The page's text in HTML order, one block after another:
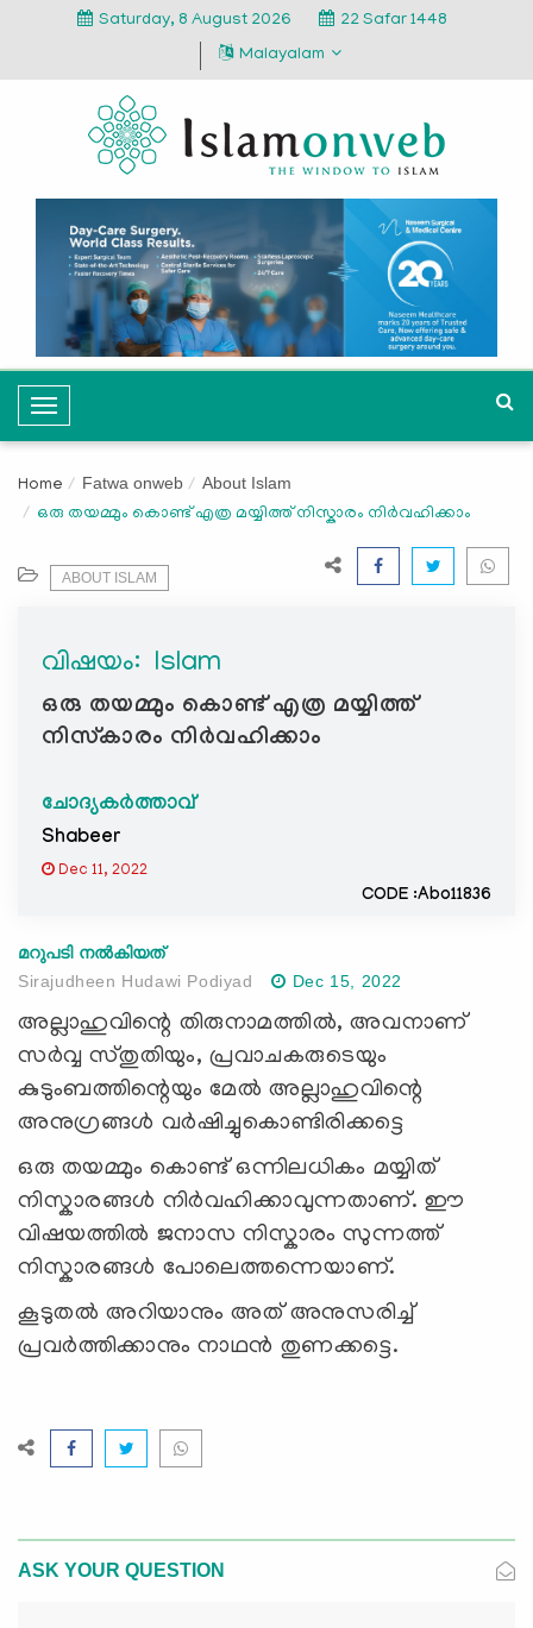
Saturday, 8 August 2026
22 Safar 1448
Malayalam
T
o
g
l
i
g
a
t
o
n
Home Fatwa onweb About Islam
ഒരു തയമ്മും കൊണ്ട് എത്ര മയ്യിത്ത് നിസ്കാരം നിർവഹിക്കാം
ABOUT ISLAM
വിഷയം: ‍ Islam
ഒരു തയമ്മും കൊണ്ട് എത്ര മയ്യിത്ത്
നിസ്കാരം നിർവഹിക്കാം
ചോദ്യകർത്താവ്
Shabeer
Dec 11, 2022
CODE :Abo11836
മറുപടി നൽകിയത്
Sirajudheen Hudawi Podiyad
Dec 15, 2022
അല്ലാഹുവിന്റെ തിരുനാമത്തില്‍, അവനാണ്
സര്‍വ്വ സ്തുതിയും, പ്രവാചകരുടെയും
കുടുംബത്തിന്റെയും മേല്‍ അല്ലാഹുവിന്റെ
അനുഗ്രങ്ങള്‍ വര്‍ഷിച്ചുകൊണ്ടിരിക്കട്ടെ
ഒരു തയമ്മും കൊണ്ട് ഒന്നിലധികം മയ്യിത്
നിസ്കാരങ്ങള്‍ നിര്‍വഹിക്കാവുന്നതാണ്. ഈ
വിഷയത്തില്‍ ജനാസ നിസ്കാരം സുന്നത്ത്
നിസ്കാരങ്ങള്‍ പോലെത്തന്നെയാണ്.
കൂടുതല്‍ അറിയാനും അത് അനുസരിച്ച്
പ്രവര്‍ത്തിക്കാനും നാഥന്‍ തുണക്കട്ടെ.
ASK YOUR QUESTION